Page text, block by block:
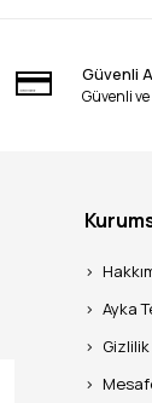
Güvenli
Güvenli
Ayka